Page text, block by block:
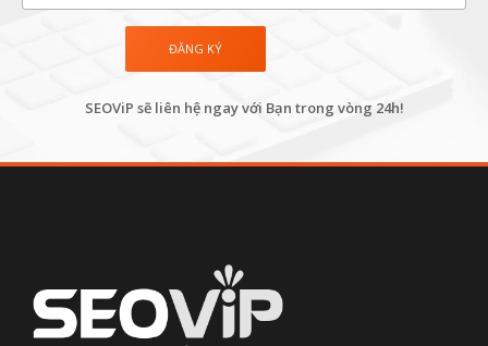
SEOViP sẽ liên hệ ngay với Bạn trong vòng 24h!